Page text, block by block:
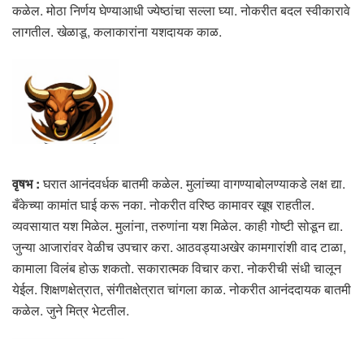
कळेल. मोठा निर्णय घेण्याआधी ज्येष्ठांचा सल्ला घ्या. नोकरीत बदल स्वीकारावे
लागतील. खेळाडू, कलाकारांना यशदायक काळ.
वृषभ :घरात आनंदवर्धक बातमी कळेल. मुलांच्या वागण्याबोलण्याकडे लक्ष द्या.
बँकेच्या कामांत घाई करू नका. नोकरीत वरिष्ठ कामावर खूष राहतील.
व्यवसायात यश मिळेल. मुलांना, तरुणांना यश मिळेल. काही गोष्टी सोडून द्या.
जुन्या आजारांवर वेळीच उपचार करा. आठवड्याअखेर कामगारांशी वाद टाळा,
कामाला विलंब होऊ शकतो. सकारात्मक विचार करा. नोकरीची संधी चालून
येईल. शिक्षणक्षेत्रात, संगीतक्षेत्रात चांगला काळ. नोकरीत आनंददायक बातमी
कळेल. जुने मित्र भेटतील.